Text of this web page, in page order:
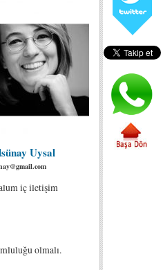
Uysal
iç iletişim
olmalı.